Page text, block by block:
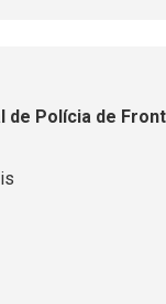
de Polícia de